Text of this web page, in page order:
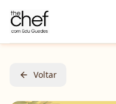
Voltar